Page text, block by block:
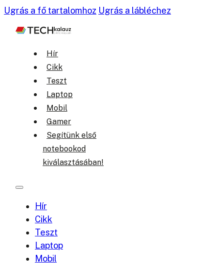
Ugrás a fő tartalomhoz Ugrás a lábléchez
Hír
Cikk
Teszt
Laptop
Mobil
Gamer
Segítünk első
notebookod
kiválasztásában!
Hír
Cikk
Teszt
Laptop
Mobil